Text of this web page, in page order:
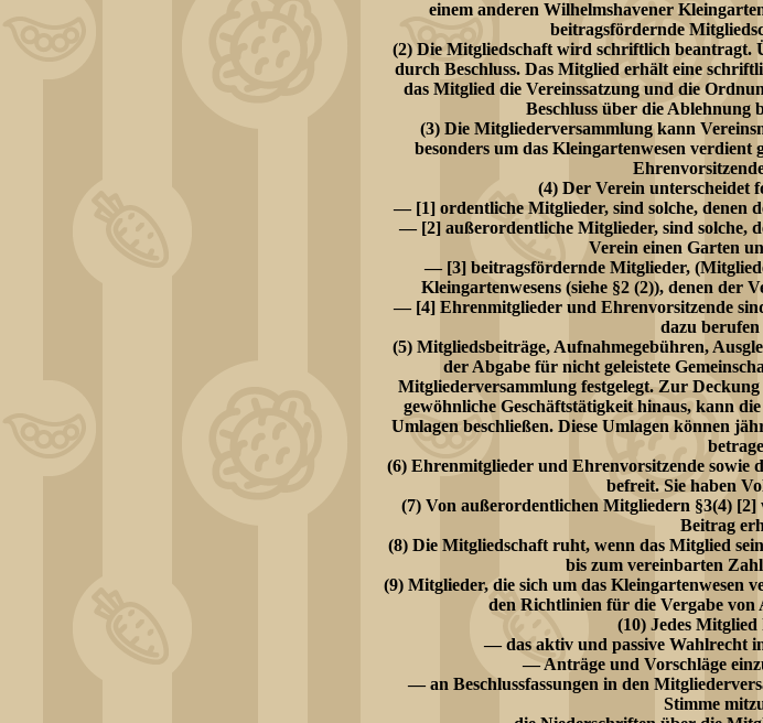
einem anderen Wilhelmshavener
beitragsfördernde
(2) Die Mitgliedschaft wird schriftlich beantragt.
durch Beschluss. Das Mitglied erhält eine
das Mitglied die Vereinssatzung und die
Beschluss über die Ablehnung
(3) Die Mitgliederversammlung kann
besonders um das Kleingartenwesen
(4) Der Verein unterscheidet
— [1] ordentliche Mitglieder, sind solche, denen
— [2] außerordentliche Mitglieder, sind solche,
Verein einen Garten
— [3] beitragsfördernde Mitglieder,
Kleingartenwesens (siehe §2 (2)), denen der
— [4] Ehrenmitglieder und Ehrenvorsitzende
dazu
(5) Mitgliedsbeiträge, Aufnahmegebühren,
der Abgabe für nicht geleistete
Mitgliederversammlung festgelegt. Zur
gewöhnliche Geschäftstätigkeit hinaus, kann
Umlagen beschließen. Diese Umlagen können
(6) Ehrenmitglieder und Ehrenvorsitzende sowie
befreit. Sie haben
(7) Von außerordentlichen Mitgliedern §3(4)
Beitrag
(8) Die Mitgliedschaft ruht, wenn das Mitglied
bis zum vereinbarten
(9) Mitglieder, die sich um das Kleingartenwesen
den Richtlinien für die Vergabe von
(10) Jedes Mitglied
— das aktiv und passive Wahlrecht
— Anträge und Vorschläge
— an Beschlussfassungen in den
Stimme